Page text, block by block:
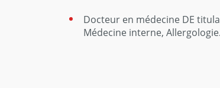
Docteur en médecine DE
Médecine interne, Allergologie.